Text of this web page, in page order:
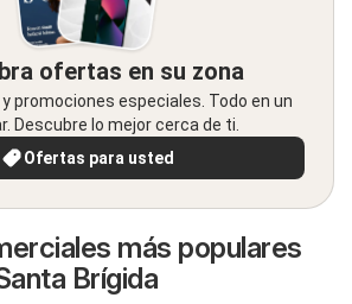
ofertas en su zona
promociones especiales. Todo en un
Descubre lo mejor cerca de ti.
Ofertas para usted
más populares
Brígida